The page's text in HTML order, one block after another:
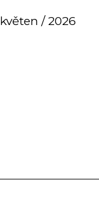
květen / 2026